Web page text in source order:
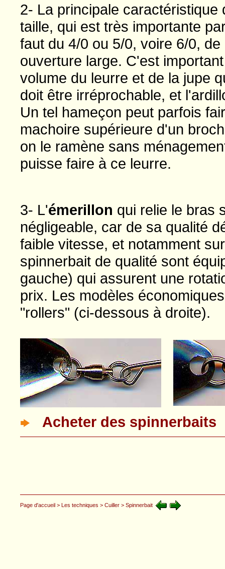
2- La principale caractéristique
taille, qui est très importante
faut du 4/0 ou 5/0, voire 6/0,
ouverture large. C'est
volume du leurre et de la jupe
doit être irréprochable, et
Un tel hameçon peut parfois
machoire supérieure d'un
on le ramène sans
puisse faire à ce leurre.
3- L'émerillon qui relie le bras
négligeable, car de sa qualité
faible vitesse, et notamment
spinnerbait de qualité sont
gauche) qui assurent une
prix. Les modèles
"rollers" (ci-dessous à droite).
Acheter des spinnerbaits
Page d'accueil > Les techniques > Cuiller > Spinnerbait